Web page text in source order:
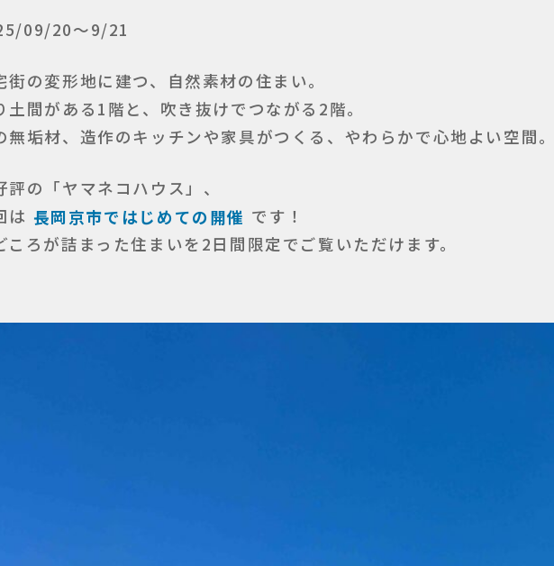
09/20～9/21
街の変形地に建つ、自然素材の住まい。
土間がある1階と、吹き抜けでつながる2階。
無垢材、造作のキッチンや家具がつくる、やわらかで心地よい空間
評の「ヤマネコハウス」、
は 長岡京市ではじめての開催 です！
ころが詰まった住まいを2日間限定でご覧いただけます。